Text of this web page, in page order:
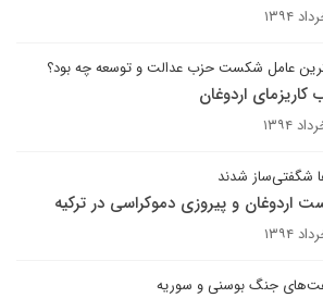
عامل شکست حزب عدالت و توسعه چه بود؟
کاریزمای اردوغان
شگفتی‌ساز شدند
اردوغان و پیروزی دموکراسی در ترکیه
جنگ بوسنی و سوریه